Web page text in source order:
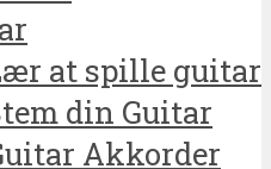
at spille guitar
din Guitar
Akkorder